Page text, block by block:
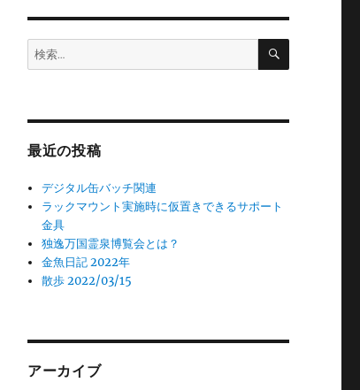
検
索:
検
最近の投稿
デジタル缶バッチ関連
ラックマウント実施時に仮置きできるサポート
金具
独逸万国霊泉博覧会とは？
金魚日記 2022年
散歩 2022/03/15
アーカイブ